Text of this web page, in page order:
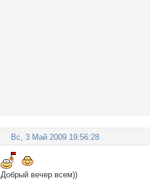
Вс, 3 Май 2009 19:56:28
Добрый вечер всем))